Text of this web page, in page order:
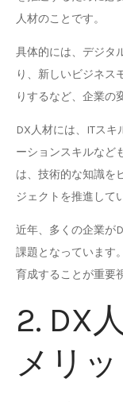
人材のことです。
具体的には、デジタ
り、新しいビジネス
りするなど、企業の
DX人材には、ITス
ーションスキルなど
は、技術的な知識を
ジェクトを推進して
近年、多くの企業が
課題となっています
育成することが重要
2. DX
メリッ